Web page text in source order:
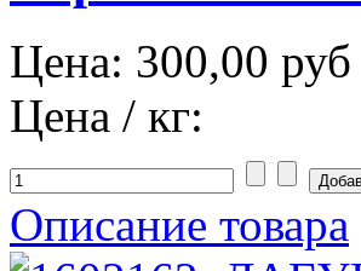
Цена: 300,00 руб
Цена / кг:
Описание товара